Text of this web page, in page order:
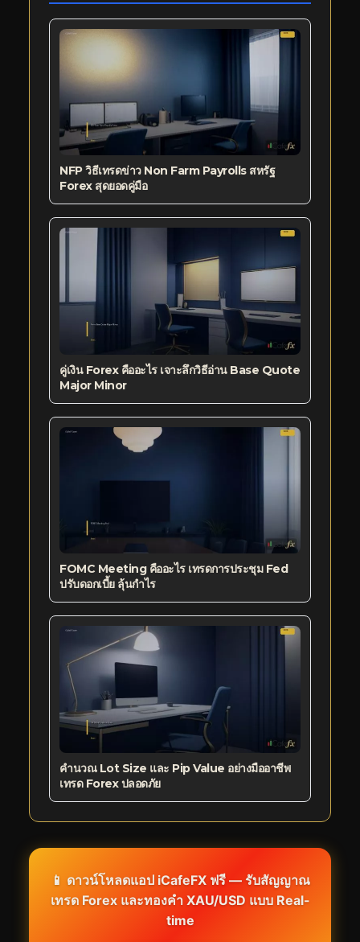
NFP วิธีเทรดข่าว Non Farm Payrolls สหรัฐ
Forex สุดยอดคู่มือ
คู่เงิน Forex คืออะไร เจาะลึกวิธีอ่าน Base Quote
Major Minor
FOMC Meeting คืออะไร เทรดการประชุม Fed
ปรับดอกเบี้ย ลุ้นกำไร
คำนวณ Lot Size และ Pip Value อย่างมืออาชีพ
เทรด Forex ปลอดภัย
📱 ดาวน์โหลดแอป iCafeFX ฟรี — รับสัญญาณ
เทรด Forex และทองคำ XAU/USD แบบ Real-
time